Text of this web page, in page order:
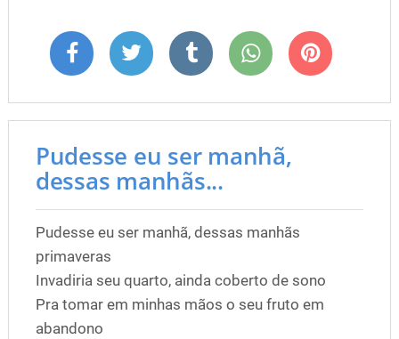
Pudesse eu ser manhã,
dessas manhãs...
Pudesse eu ser manhã, dessas manhãs
primaveras
Invadiria seu quarto, ainda coberto de sono
Pra tomar em minhas mãos o seu fruto em
abandono